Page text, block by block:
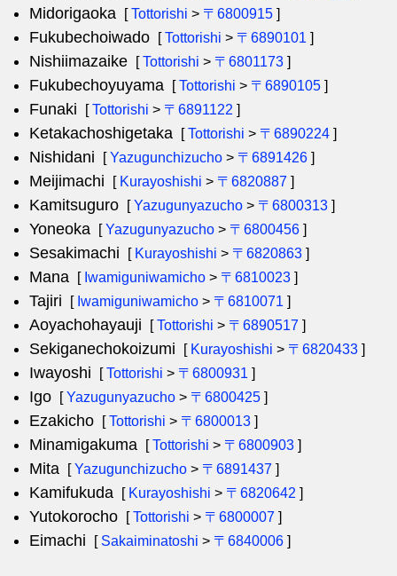
Midorigaoka [Tottorishi > 〒6800915 ]
Fukubechoiwado [Tottorishi > 〒6890101 ]
Nishiimazaike [Tottorishi > 〒6801173 ]
Fukubechoyuyama [Tottorishi > 〒6890105 ]
Funaki [Tottorishi > 〒6891122 ]
Ketakachoshigetaka [Tottorishi > 〒6890224 ]
Nishidani [Yazugunchizucho > 〒6891426 ]
Meijimachi [ Kurayoshishi > 〒6820887 ]
Kamitsuguro [Yazugunyazucho > 〒6800313 ]
Yoneoka [Yazugunyazucho > 〒6800456 ]
Sesakimachi [ Kurayoshishi > 〒6820863 ]
Mana [ Iwamiguniwamicho > 〒6810023 ]
Tajiri [ Iwamiguniwamicho > 〒6810071 ]
Aoyachohayauji [Tottorishi > 〒6890517 ]
Sekiganechokoizumi [ Kurayoshishi > 〒6820433 ]
Iwayoshi [Tottorishi > 〒6800931 ]
Igo [Yazugunyazucho > 〒6800425 ]
Ezakicho [Tottorishi > 〒6800013 ]
Minamigakuma [Tottorishi > 〒6800903 ]
Mita [Yazugunchizucho > 〒6891437 ]
Kamifukuda [ Kurayoshishi > 〒6820642 ]
Yutokorocho [Tottorishi > 〒6800007 ]
Eimachi [ Sakaiminatoshi > 〒6840006 ]